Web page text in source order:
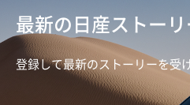
最新の日産ストー
登録して最新のストーリーを受